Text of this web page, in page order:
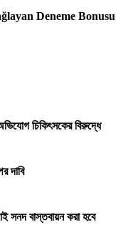
Deneme Bonusu
চিকিৎসকের বিরুদ্ধে
দাবি
সনদ বাস্তবায়ন করা হবে